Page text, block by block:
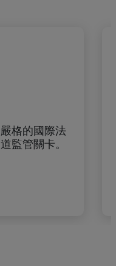
格的國際法
監管關卡。